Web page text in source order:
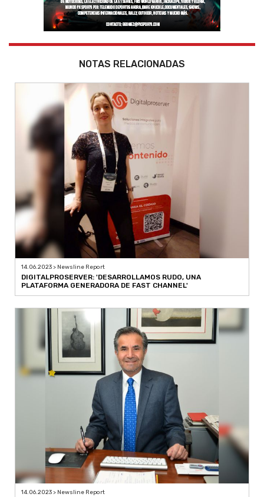
NOTAS RELACIONADAS
14.06.2023 > Newsline Report
DIGITALPROSERVER: 'DESARROLLAMOS RUDO, UNA
PLATAFORMA GENERADORA DE FAST CHANNEL'
14.06.2023 > Newsline Report